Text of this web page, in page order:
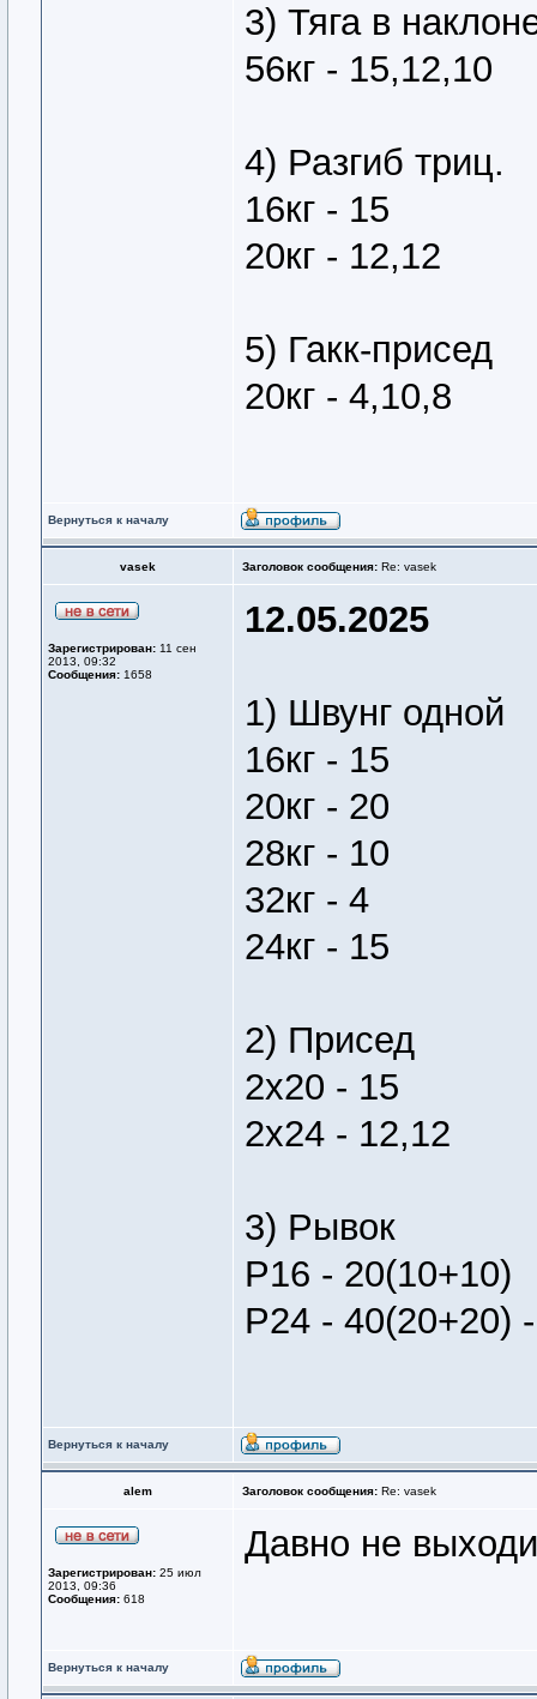
3) Тяга в
56кг - 15,12,10
4) Разгиб триц.
16кг - 15
20кг - 12,12
5) Гакк-присед
20кг - 4,10,8
Вернуться к началу
vasek Заголовок сообщения: Re: vasek
Зарегистрирован: 11 сен
2013, 09:32
Сообщения: 1658
12.05.2025
1) Швунг одной
16кг - 15
20кг - 20
28кг - 10
32кг - 4
24кг - 15
2) Присед
2х20 - 15
2х24 - 12,12
3) Рывок
Р16 - 20(10+10)
Р24 - 40(20+20)
Вернуться к началу
alem Заголовок сообщения: Re: vasek
Зарегистрирован: 25 июл
2013, 09:36
Сообщения: 618
Давно не
Вернуться к началу